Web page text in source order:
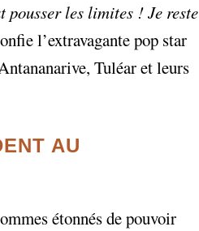
pousser les limites ! Je reste
l’extravagante pop star
Tuléar et leurs
AU
étonnés de pouvoir